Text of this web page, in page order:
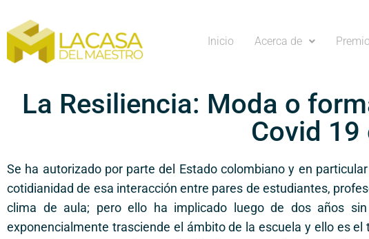
Inicio Acerca de
La Resiliencia: Moda o
Covid 19
Se ha autorizado por parte del Estado colombiano y en
cotidianidad de esa interacción entre pares de estudiantes,
clima de aula; pero ello ha implicado luego de dos años
exponencialmente trasciende el ámbito de la escuela y ello es